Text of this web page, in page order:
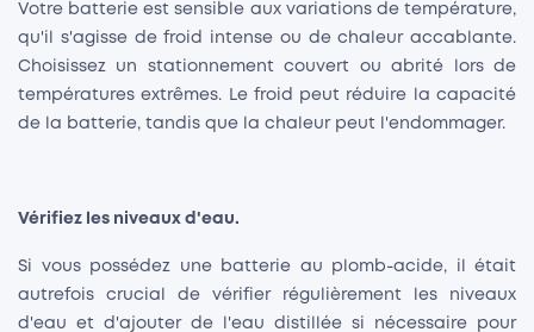
Votre batterie est sensible aux variations de température,
qu'il s'agisse de froid intense ou de chaleur accablante.
Choisissez un stationnement couvert ou abrité lors de
températures extrêmes. Le froid peut réduire la capacité
de la batterie, tandis que la chaleur peut l'endommager.
Vérifiez les niveaux d'eau.
Si vous possédez une batterie au plomb-acide, il était
autrefois crucial de vérifier régulièrement les niveaux
d'eau et d'ajouter de l'eau distillée si nécessaire pour